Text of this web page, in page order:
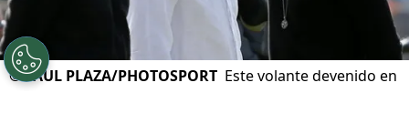
©PAUL PLAZA/PHOTOSPORT Este volante devenido en